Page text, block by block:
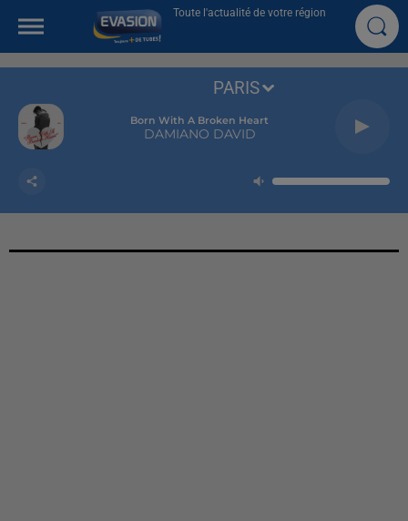
Toute l'actualité de votre région
Born With A Broken Heart
DAMIANO DAVID
PARIS